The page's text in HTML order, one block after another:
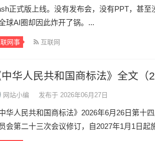
正式版上线。没有发布会，没有PPT，甚
球AI圈却因此炸开了锅。...
网事 互联网
中华人民共和国商标法》全文（
网站小编 发布于 2026年06月27日
中华人民共和国商标法》2026年6月26日第十
会第二十三次会议修订，自2027年1月1日起